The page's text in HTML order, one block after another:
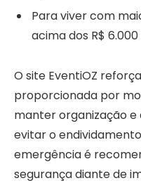
Para viver com
acima dos R$ 6.000
O site EventiOZ
proporcionada por
manter organização
evitar o
emergência é
segurança diante de